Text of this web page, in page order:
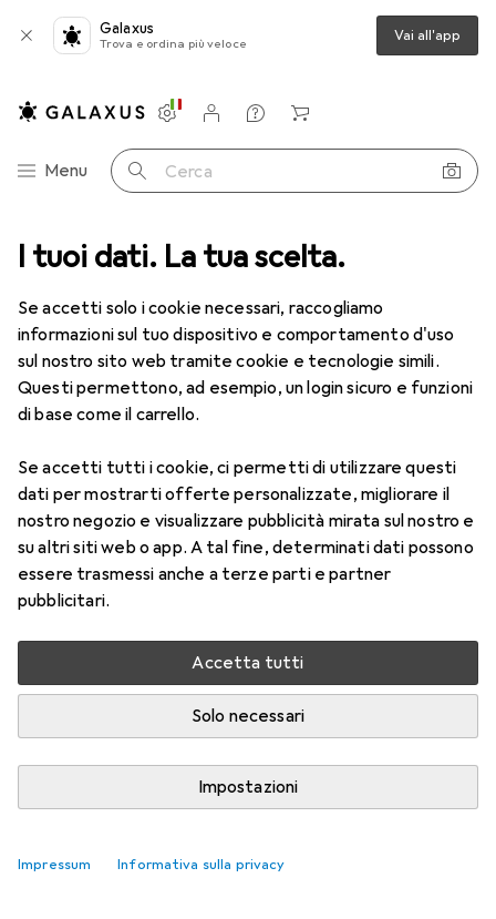
I tuoi dati. La tua scelta.
Se accetti solo i cookie necessari, raccogliamo
informazioni sul tuo dispositivo e comportamento d'uso
sul nostro sito web tramite cookie e tecnologie simili.
Questi permettono, ad esempio, un login sicuro e funzioni
di base come il carrello.
Se accetti tutti i cookie, ci permetti di utilizzare questi
dati per mostrarti offerte personalizzate, migliorare il
nostro negozio e visualizzare pubblicità mirata sul nostro e
su altri siti web o app. A tal fine, determinati dati possono
essere trasmessi anche a terze parti e partner
pubblicitari.
Accetta tutti
Solo necessari
Impostazioni
Impressum Informativa sulla privacy
Galaxus
Trova e ordina più veloce Vai all'app
Categoria Navigazione
Menu Cerca
Impostazioni
Conto cliente
Liste di confronto
Liste dei desideri
Carrello
IT + Multimedia Smartphone + Tablet
Smartphone
Prodotti Forum